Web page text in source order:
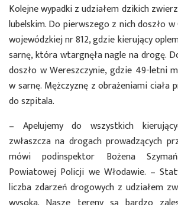
Kolejne wypadki z udziałem dzikich
lubelskim. Do pierwszego z nich doszło
wojewódzkiej nr 812, gdzie kierujący
sarnę, która wtargnęła nagle na drogę.
doszło w Wereszczynie, gdzie 49-letni
w sarnę. Mężczyznę z obrażeniami ciała
do szpitala.
– Apelujemy do wszystkich
zwłaszcza na drogach prowadzących
mówi podinspektor Bożena
Powiatowej Policji we Włodawie. –
liczba zdarzeń drogowych z udziałem